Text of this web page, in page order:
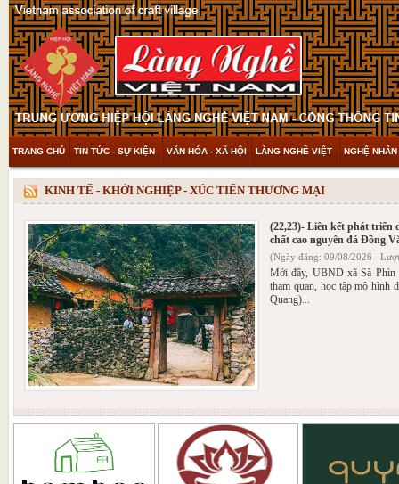
TRANG CHỦ TIN TỨC - SỰ KIỆN VĂN HÓA - XÃ HỘI LÀNG NGHỀ VIỆT NGHỆ
THAM KHẢO & KHÁM PHÁ VIDEO
KINH TẾ - KHỞI NGHIỆP - XÚC TIẾN THƯƠNG MẠI
(22,23)- Liên kết phát triển
chất cao nguyên đá Đồng
(Ngày đăng: 09/08/2026
Mới đây, UBND xã Sà Phìn
tham quan, học tập mô hình
Quang)...